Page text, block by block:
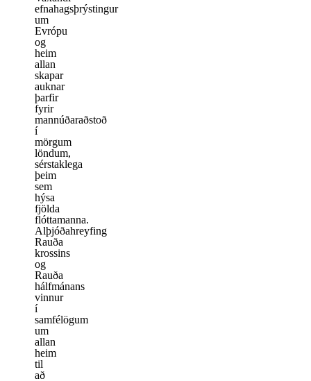
efnahagsþrýstingur
um
Evrópu
og
heim
allan
skapar
auknar
þarfir
fyrir
mannúðaraðstoð
í
mörgum
löndum,
sérstaklega
þeim
sem
hýsa
fjölda
flóttamanna.
Alþjóðahreyfing
Rauða
krossins
og
Rauða
hálfmánans
vinnur
í
samfélögum
um
allan
heim
til
að